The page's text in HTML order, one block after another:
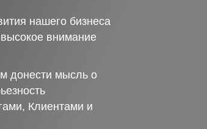
нашего бизнеса
внимание
донести мысль о
Клиентами и